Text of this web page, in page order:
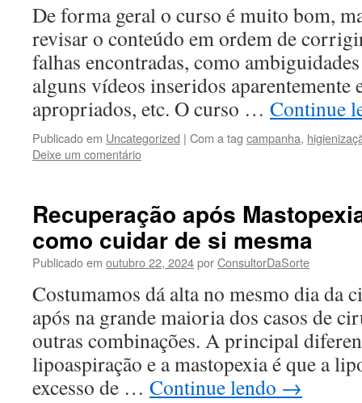
De forma geral o curso é muito bom,
revisar o conteúdo em ordem de
falhas encontradas, como
alguns vídeos inseridos aparentemente
apropriados, etc. O curso … Continue
Publicado em Uncategorized | Com a tag campanha,
Deixe um comentário
Recuperação após
como cuidar de si mesma
Publicado em outubro 22, 2024porConsultorDaSorte
Costumamos dá alta no mesmo dia da
após na grande maioria dos casos de
outras combinações. A principal
lipoaspiração e a mastopexia é que a
excesso de … Continue lendo →